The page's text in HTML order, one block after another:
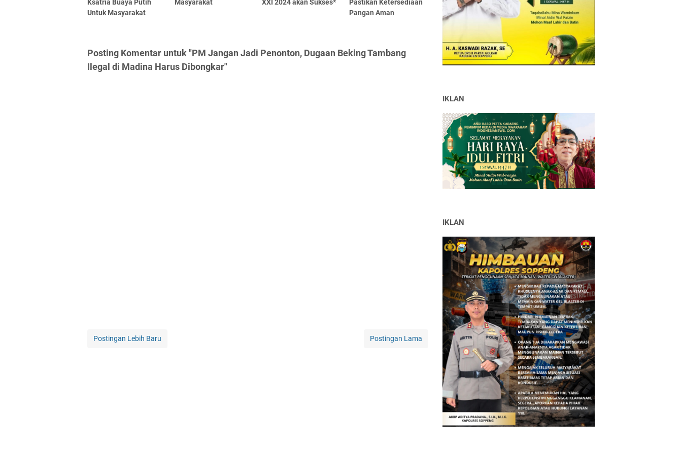
Ksatria Buaya Putih
Untuk Masyarakat
Masyarakat XXI 2024 akan Sukses*
Pastikan Ketersediaan
Pangan Aman
Posting Komentar untuk "PM Jangan Jadi Penonton, Dugaan Beking Tambang
Ilegal di Madina Harus Dibongkar"
Postingan Lebih Baru Postingan Lama
IKLAN
IKLAN